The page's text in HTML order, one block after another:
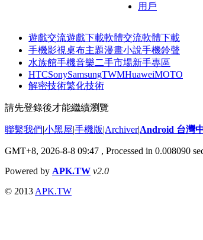
用戶
遊戲交流遊戲下載軟體交流軟體下載
手機影視桌布主題漫畫小說手機鈴聲
水族館手機音樂二手市場新手專區
HTCSonySamsungTWMHuaweiMOTO
解密技術繁化技術
請先登錄後才能繼續瀏覽
聯繫我們|小黑屋|手機版|Archiver|Android 台灣
GMT+8, 2026-8-8 09:47 , Processed in 0.008090
Powered by APK.TW v2.0
© 2013 APK.TW